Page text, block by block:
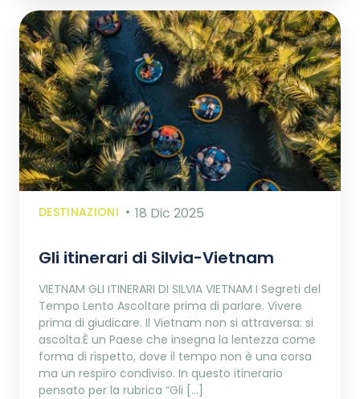
DESTINAZIONI 18 Dic 2025
Gli itinerari di Silvia-Vietnam
VIETNAM GLI ITINERARI DI SILVIA VIETNAM I Segreti del
Tempo Lento Ascoltare prima di parlare. Vivere
prima di giudicare. Il Vietnam non si attraversa: si
ascolta.È un Paese che insegna la lentezza come
forma di rispetto, dove il tempo non è una corsa
ma un respiro condiviso. In questo itinerario
pensato per la rubrica “Gli […]